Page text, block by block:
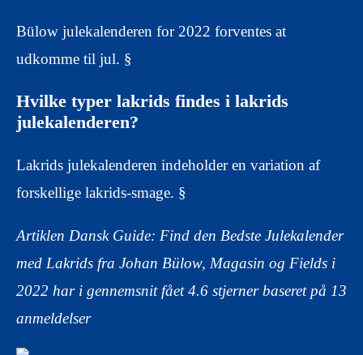
Bülow julekalenderen for 2022 forventes at
udkomme til jul. §
Hvilke typer lakrids findes i lakrids
julekalenderen?
Lakrids julekalenderen indeholder en variation af
forskellige lakrids-smage. §
Artiklen Dansk Guide: Find den Bedste Julekalender
med Lakrids fra Johan Bülow, Magasin og Fields i
2022 har i gennemsnit fået4.6 stjerner baseret på 13
anmeldelser